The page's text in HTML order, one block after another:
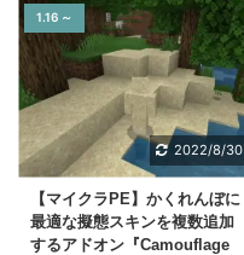
1.16 ～
2022/8/30
【マイクラPE】かくれんぼに
最適な擬態スキンを複数追加
するアドオン『Camouflage